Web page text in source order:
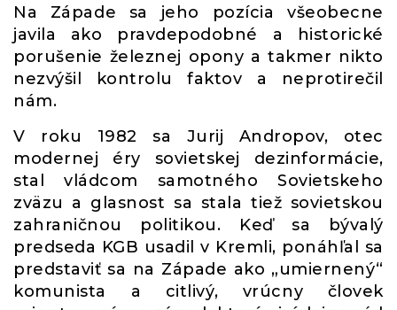
Na Západe sa jeho pozícia všeobecne
javila ako pravdepodobné a historické
porušenie železnej opony a takmer nikto
nezvýšil kontrolu faktov a neprotirečil
nám.
V roku 1982 sa Jurij Andropov, otec
modernej éry sovietskej dezinformácie,
stal vládcom samotného Sovietskeho
zväzu a glasnost sa stala tiež sovietskou
zahraničnou politikou. Keď sa bývalý
predseda KGB usadil v Kremli, ponáhľal sa
predstaviť sa na Západe ako „umiernený“
komunista a citlivý, vrúcny človek